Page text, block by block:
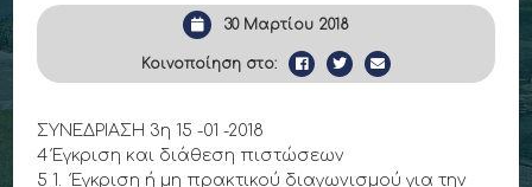
30 Μαρτίου 2018
Κοινοποίηση στο:
ΣΥΝΕΔΡΙΑΣΗ 3η 15 -01 -2018
4 Έγκριση και διάθεση πιστώσεων
5 1. Έγκριση ή μη πρακτικού διαγωνισμού για την